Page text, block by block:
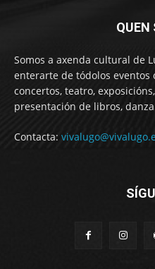
QUEN
Somos a axenda cultural de
enterarte de tódolos eventos
concertos, teatro,
presentación de libros,
Contacta: